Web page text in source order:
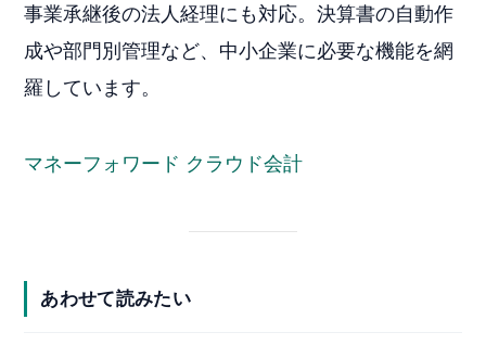
事業承継後の法人経理にも対応。決算書の自動作
成や部門別管理など、中小企業に必要な機能を網
羅しています。
マネーフォワード クラウド会計
あわせて読みたい